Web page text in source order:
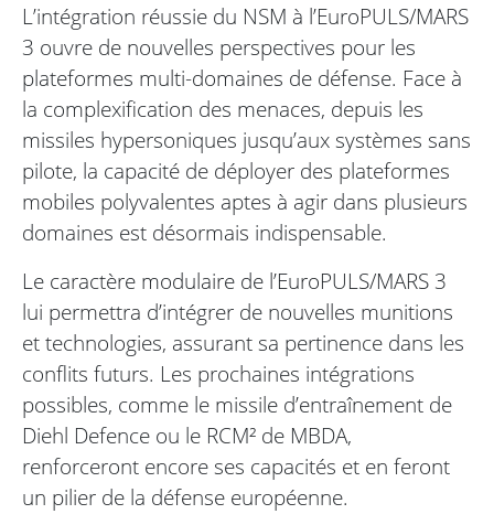
L’intégration réussie du NSM à l’EuroPULS/MARS
3 ouvre de nouvelles perspectives pour les
plateformes multi-domaines de défense. Face à
la complexification des menaces, depuis les
missiles hypersoniques jusqu’aux systèmes sans
pilote, la capacité de déployer des plateformes
mobiles polyvalentes aptes à agir dans plusieurs
domaines est désormais indispensable.
Le caractère modulaire de l’EuroPULS/MARS 3
lui permettra d’intégrer de nouvelles munitions
et technologies, assurant sa pertinence dans les
conflits futurs. Les prochaines intégrations
possibles, comme le missile d’entraînement de
Diehl Defence ou le RCM² de MBDA,
renforceront encore ses capacités et en feront
un pilier de la défense européenne.